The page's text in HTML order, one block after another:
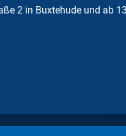
2 in Buxtehude und ab